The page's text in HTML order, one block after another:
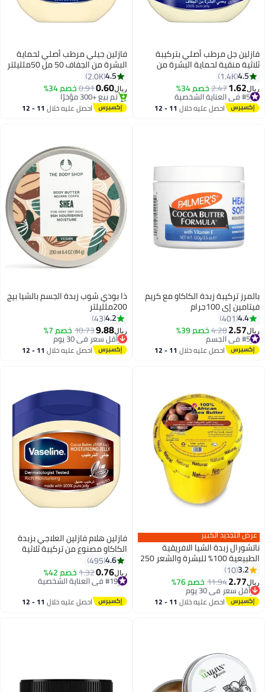
فازلين جل مرطب أصلي بتركيبة
ثلاثية منقية لحماية البشرة من
الجفاف 250 مل 250ملليلتر
4.5
1.4K
ريال1.62
2.47خصم 34% #5 في العناية الشخصية
تم بيع +310 مؤخرًا
#5 في العناية الشخصية احصل عليه خلال 11 - 12
فازلين جيلي مرطب أصلي لحماية
البشرة من الجفاف 50 مل 50ملليلتر
4.5
2.0K
ريال0.60
0.91خصم 34%
#8 في العناية الشخصية
أقل سعر في 7 يوم
تم بيع +300 مؤخرًا
احصل عليه خلال 11 - 12
بالمرز تركيبة زبدة الكاكاو مع كريم
فيتامين إي 100جرام
4.4
401
ريال2.57
4.28خصم 39% #5 في الجسم
تم بيع +80 مؤخرًا
#5 في الجسم احصل عليه خلال 11 - 12
ذا بودي شوب زبدة الجسم بالشيا بيج
200ملليلتر
4.2
43
ريال9.88
10.73خصم 7% أقل سعر في 30 يوم
تم بيع +20 مؤخرًا
أقل سعر في 30 يوماحصل عليه خلال 11 - 12
عرض التجديد الكبير
ناتشورال زبدة الشيا الافريقية
الطبيعية 100% للبشرة والشعر 250
مل3.2
10
ريال2.77
11.94خصم 76% أقل سعر في 30 يوم
تم بيع +20 مؤخرًا
أقل سعر في 30 يوماحصل عليه خلال 11 - 12
فازلين هلام فازلين العلاجي بزبدة
الكاكاو مصنوع من تركيبة ثلاثية
100 مل شفاف 100ملليلتر
4.6
495
ريال0.76
1.32خصم 42% #19 في العناية الشخصية
تم بيع +90 مؤخرًا
احصل عليه خلال 11 - 12